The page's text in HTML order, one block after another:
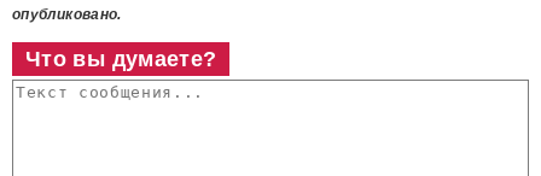
опубликовано.
Что вы думаете?